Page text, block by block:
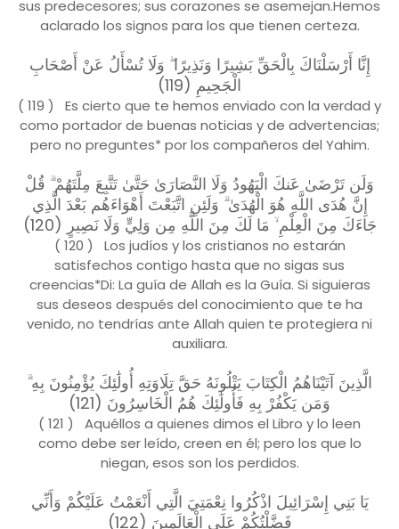
sus predecesores; sus corazones se asemejan.Hemos
aclarado los signos para los que tienen certeza.
إِنَّا أَرْسَلْنَاكَ بِالْحَقِّ بَشِيرًا وَنَذِيرًا ۖ وَلَا تُسْأَلُ عَنْ أَصْحَابِ
الْجَحِيمِ (119)
( 119 ) Es cierto que te hemos enviado con la verdad y
como portador de buenas noticias y de advertencias;
pero no preguntes* por los compañeros del Yahim.
وَلَن تَرْضَىٰ عَنكَ الْيَهُودُ وَلَا النَّصَارَىٰ حَتَّىٰ تَتَّبِعَ مِلَّتَهُمْ ۗ قُلْ
إِنَّ هُدَى اللَّهِ هُوَ الْهُدَىٰ ۗ وَلَئِنِ اتَّبَعْتَ أَهْوَاءَهُم بَعْدَ الَّذِي
جَاءَكَ مِنَ الْعِلْمِ ۙ مَا لَكَ مِنَ اللَّهِ مِن وَلِيٍّ وَلَا نَصِيرٍ (120)
( 120 ) Los judíos y los cristianos no estarán
satisfechos contigo hasta que no sigas sus
creencias*Di: La guía de Allah es la Guía. Si siguieras
sus deseos después del conocimiento que te ha
venido, no tendrías ante Allah quien te protegiera ni
auxiliara.
الَّذِينَ آتَيْنَاهُمُ الْكِتَابَ يَتْلُونَهُ حَقَّ تِلَاوَتِهِ أُولَٰئِكَ يُؤْمِنُونَ بِهِ ۗ
وَمَن يَكْفُرْ بِهِ فَأُولَٰئِكَ هُمُ الْخَاسِرُونَ (121)
( 121 ) Aquéllos a quienes dimos el Libro y lo leen
como debe ser leído, creen en él; pero los que lo
niegan, esos son los perdidos.
يَا بَنِي إِسْرَائِيلَ اذْكُرُوا نِعْمَتِيَ الَّتِي أَنْعَمْتُ عَلَيْكُمْ وَأَنِّي
فَضَّلْتُكُمْ عَلَى الْعَالَمِينَ (122)